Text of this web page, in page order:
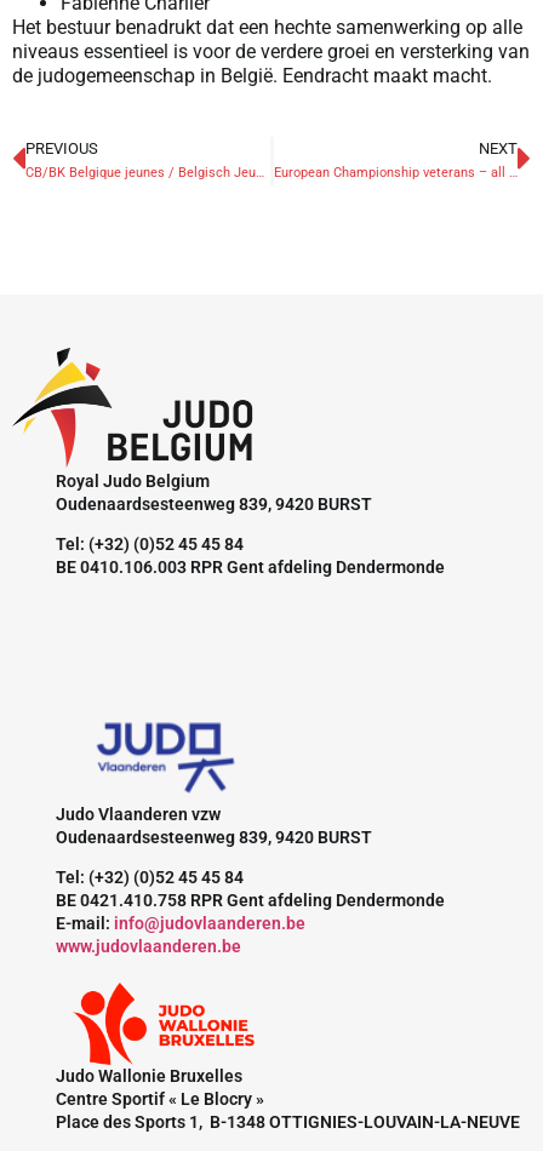
Het bestuur benadrukt dat een hechte samenwerking op alle
niveaus essentieel is voor de verdere groei en versterking van
de judogemeenschap in België. Eendracht maakt macht.
PREVIOUS
CB/BK Belgique jeunes / Belgisch Jeugd
NEXT
European Championship veterans – all medals
Royal Judo Belgium
Oudenaardsesteenweg 839, 9420 BURST
Tel: (+32) (0)52 45 45 84
BE 0410.106.003 RPR Gent afdeling Dendermonde
Judo Vlaanderen vzw
Oudenaardsesteenweg 839, 9420 BURST
Tel: (+32) (0)52 45 45 84
BE 0421.410.758 RPR Gent afdeling Dendermonde
E-mail: info@judovlaanderen.be
www.judovlaanderen.be
Judo Wallonie Bruxelles
Centre Sportif « Le Blocry »
Place des Sports 1, B-1348 OTTIGNIES-LOUVAIN-LA-NEUVE